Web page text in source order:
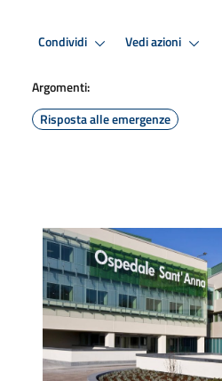
Condividi Vedi azioni
Argomenti:
Risposta alle emergenze